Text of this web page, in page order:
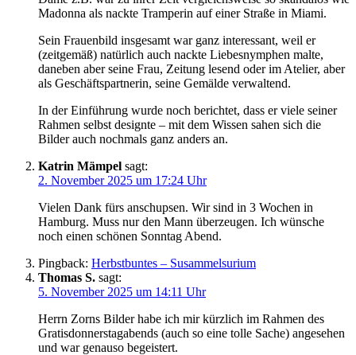
Madonna als nackte Tramperin auf einer Straße in Miami.
Sein Frauenbild insgesamt war ganz interessant, weil er
(zeitgemäß) natürlich auch nackte Liebesnymphen malte,
daneben aber seine Frau, Zeitung lesend oder im Atelier, aber
als Geschäftspartnerin, seine Gemälde verwaltend.
In der Einführung wurde noch berichtet, dass er viele seiner
Rahmen selbst designte – mit dem Wissen sahen sich die
Bilder auch nochmals ganz anders an.
Katrin Mämpel sagt:
2. November 2025 um 17:24 Uhr
Vielen Dank fürs anschupsen. Wir sind in 3 Wochen in
Hamburg. Muss nur den Mann überzeugen. Ich wünsche
noch einen schönen Sonntag Abend.
Pingback: Herbstbuntes – Susammelsurium
Thomas S. sagt:
5. November 2025 um 14:11 Uhr
Herrn Zorns Bilder habe ich mir kürzlich im Rahmen des
Gratisdonnerstagabends (auch so eine tolle Sache) angesehen
und war genauso begeistert.